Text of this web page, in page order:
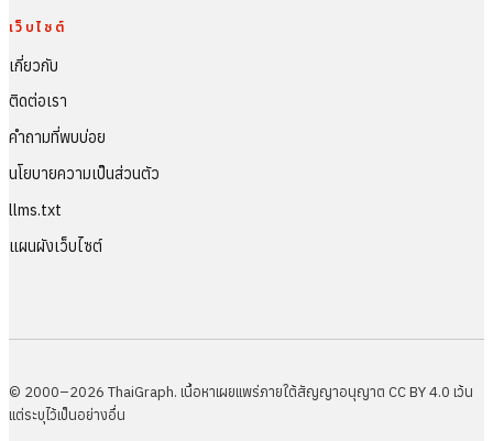
เว็บไซต์
เกี่ยวกับ
ติดต่อเรา
คำถามที่พบบ่อย
นโยบายความเป็นส่วนตัว
llms.txt
แผนผังเว็บไซต์
© 2000–2026 ThaiGraph. เนื้อหาเผยแพร่ภายใต้สัญญาอนุญาต CC BY 4.0 เว้น
แต่ระบุไว้เป็นอย่างอื่น